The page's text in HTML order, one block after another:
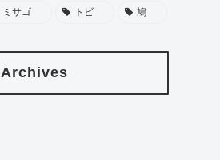
ミサゴ トビ 鳩
Archives